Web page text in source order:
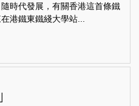
時代發展，有關香港這首條鐵
港鐵東鐵綫大學站...